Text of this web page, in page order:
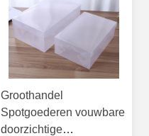
Groothandel
Spotgoederen vouwbare
doorzichtige